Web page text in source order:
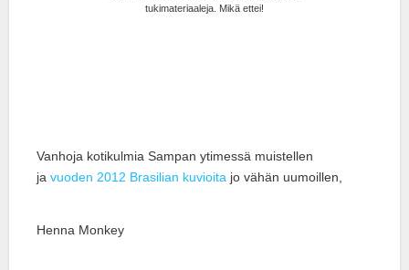
tukimateriaaleja. Mikä ettei!
Vanhoja kotikulmia Sampan ytimessä muistellen
ja vuoden 2012 Brasilian kuvioita jo vähän uumoillen,
Henna Monkey